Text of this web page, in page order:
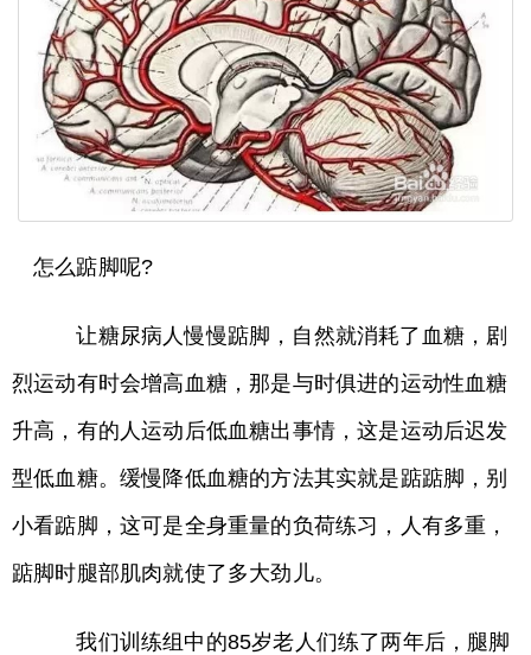
怎么踮脚呢?
让糖尿病人慢慢踮脚，自然就消耗了血糖，剧
烈运动有时会增高血糖，那是与时俱进的运动性血糖
升高，有的人运动后低血糖出事情，这是运动后迟发
型低血糖。缓慢降低血糖的方法其实就是踮踮脚，别
小看踮脚，这可是全身重量的负荷练习，人有多重，
踮脚时腿部肌肉就使了多大劲儿。
我们训练组中的85岁老人们练了两年后，腿脚